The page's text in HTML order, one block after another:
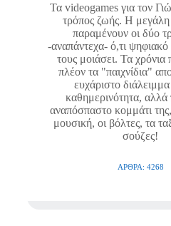
Τα videogames για τον
τρόπος ζωής. Η
παραμένουν οι δύο
-αναπάντεχα- ό,τι
τους μοιάσει. Τα χρόνια
πλέον τα "παιχνίδια"
ευχάριστο
καθημερινότητα, αλλά
αναπόσπαστο κομμάτι
μουσική, οι βόλτες, τα
σούζες!
ΆΡΘΡΑ: 4268